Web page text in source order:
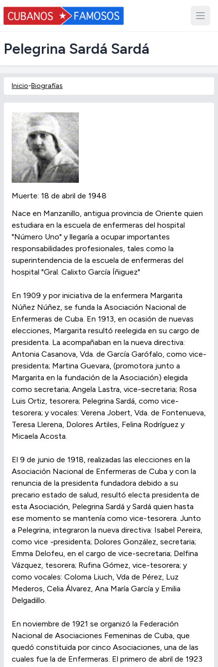
Pelegrina Sardá Sardá
Inicio-Biografías
Muerte: 18 de abril de 1948
Nace en Manzanillo, antigua provincia de Oriente quien
estudiara en la escuela de enfermeras del hospital
"Número Uno" y llegaría a ocupar importantes
responsabilidades profesionales, tales como la
superintendencia de la escuela de enfermeras del
hospital "Gral. Calixto García Íñiguez"
En 1909 y por iniciativa de la enfermera Margarita
Núñez Núñez, se funda la Asociación Nacional de
Enfermeras de Cuba. En 1913, en ocasión de nuevas
elecciones, Margarita resultó reelegida en su cargo de
presidenta. La acompañaban en la nueva directiva:
Antonia Casanova, Vda. de García Garófalo, como vice-
presidenta; Martina Guevara, (promotora junto a
Margarita en la fundación de la Asociación) elegida
como secretaria; Angela Lastra, vice-secretaria; Rosa
Luis Ortiz, tesorera; Pelegrina Sardá, como vice-
tesorera; y vocales: Verena Jobert, Vda. de Fontenueva,
Teresa Llerena, Dolores Artiles, Felina Rodríguez y
Micaela Acosta.
El 9 de junio de 1918, realizadas las elecciones en la
Asociación Nacional de Enfermeras de Cuba y con la
renuncia de la presidenta fundadora debido a su
precario estado de salud, resultó electa presidenta de
esta Asociación, Pelegrina Sardá y Sardá quien hasta
ese momento se mantenía como vice-tesorera. Junto
a Pelegrina, integraron la nueva directiva: Isabel Pereira,
como vice -presidenta; Dolores González, secretaria;
Emma Delofeu, en el cargo de vice-secretaria; Delfina
Vázquez, tesorera; Rufina Gómez, vice-tesorera; y
como vocales: Coloma Liuch, Vda de Pérez, Luz
Mederos, Celia Álvarez, Ana María García y Emilia
Delgadillo.
En noviembre de 1921 se organizó la Federación
Nacional de Asociaciones Femeninas de Cuba, que
quedó constituida por cinco Asociaciones, una de las
cuales fue la de Enfermeras. El primero de abril de 1923